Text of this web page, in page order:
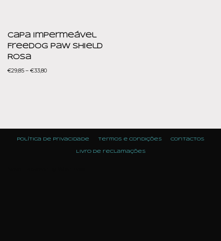
Capa Impermeável
Freedog Paw Shield
Rosa
€29,85 – €33,80
Política de Privacidade Termos e condições Contactos
Livro de reclamações